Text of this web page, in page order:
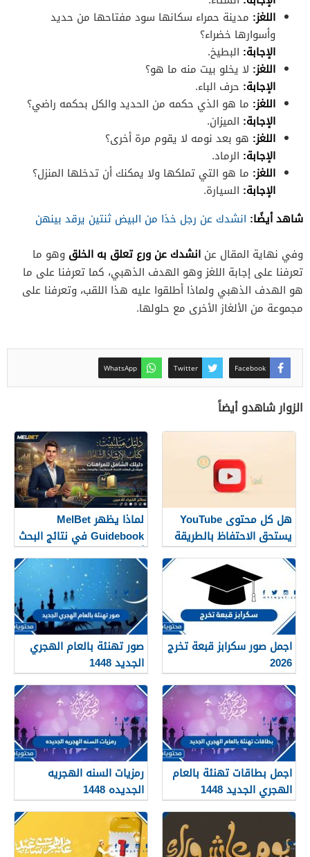
اللغز: مدينة حمراء سكانها سود مفتاحها من حديد
وأسوارها خضراء؟
الإجابة: البطيخ.
اللغز: لا يخلو بيت منه ما هو؟
الإجابة: حرف الباء.
اللغز: ما هو الذي حكمه من الحديد والكل بحكمه راضي؟
الإجابة: الميزان.
اللغز: هو بعد نومه لا يقوم مرة أخرى؟
الإجابة: الرماد.
اللغز: ما هو التي تملكها ولا يمكنك أن تدخلها المنزل؟
الإجابة: السيارة.
شاهد أيضًا: انشدك عن رجل خذا من البيض ثنتين يرقد بينهن
وفي نهاية المقال عن انشدك عن ورع تعلق به الخلق وهو ما
تعرفنا على إجابة اللغز وهو الهدف الذهبي، كما تعرفنا على ما
هو الهدف الذهبي ولماذا أطلقوا عليه هذا اللقب، وتعرفنا على
مجموعة من الألغاز الأخرى مع حلولها.
Facebook
Twitter
WhatsApp
الزوار شاهدو أيضاً
هل كل محتوى YouTube
يستحق الاحتفاظ بالطريقة
نفسها؟
لماذا يظهر MelBet
Guidebook في نتائج البحث
أكثر من صفحات كثيرة؟
اجمل صور سكرابز قبعة تخرج
2026
صور تهنئة بالعام الهجري
الجديد 1448
اجمل بطاقات تهنئة بالعام
الهجري الجديد 1448
رمزيات السنه الهجريه
الجديده 1448